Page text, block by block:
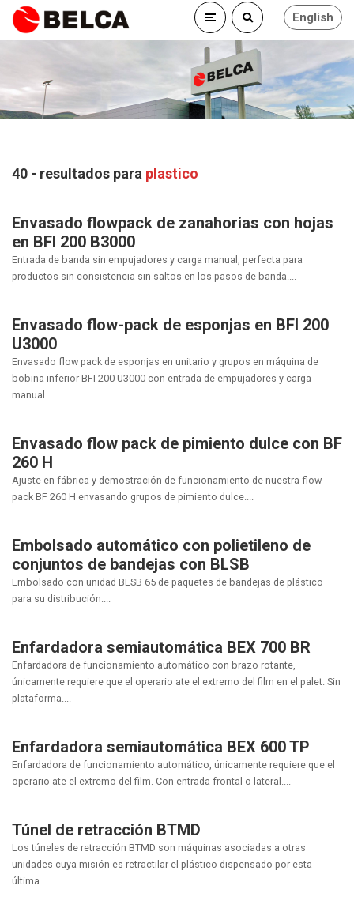
English
40 - resultados para plastico
Envasado flowpack de zanahorias con hojas
en BFI 200 B3000
Entrada de banda sin empujadores y carga manual, perfecta para
productos sin consistencia sin saltos en los pasos de banda....
Envasado flow-pack de esponjas en BFI 200
U3000
Envasado flow pack de esponjas en unitario y grupos en máquina de
bobina inferior BFI 200 U3000 con entrada de empujadores y carga
manual....
Envasado flow pack de pimiento dulce con BF
260 H
Ajuste en fábrica y demostración de funcionamiento de nuestra flow
pack BF 260 H envasando grupos de pimiento dulce....
Embolsado automático con polietileno de
conjuntos de bandejas con BLSB
Embolsado con unidad BLSB 65 de paquetes de bandejas de plástico
para su distribución....
Enfardadora semiautomática BEX 700 BR
Enfardadora de funcionamiento automático con brazo rotante,
únicamente requiere que el operario ate el extremo del film en el palet. Sin
plataforma....
Enfardadora semiautomática BEX 600 TP
Enfardadora de funcionamiento automático, únicamente requiere que el
operario ate el extremo del film. Con entrada frontal o lateral....
Túnel de retracción BTMD
Los túneles de retracción BTMD son máquinas asociadas a otras
unidades cuya misión es retractilar el plástico dispensado por esta
última....